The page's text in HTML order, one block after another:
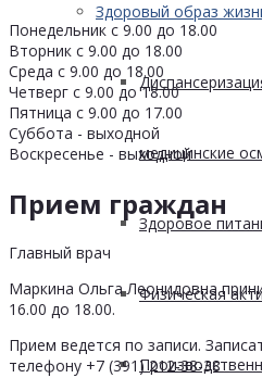
Здоровый образ
медицинские
Здоровое
Физическая
Понедельник с 9.00 до 18.00
Вторник с 9.00 до 18.00
Среда с 9.00 до 18.00
Четверг с 9.00 до 18.00
Пятница с 9.00 до 17.00
Суббота - выходной
Воскресенье - выходной
Прием граждан
Главный врач
Маркина Ольга Леонидовна
16.00 до 18.00.
Прием ведется по записи.
телефону +7 (391) 212-38-38